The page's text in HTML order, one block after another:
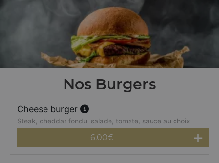
Nos Burgers
Cheese burger
Steak, cheddar fondu, salade, tomate, sauce au choix
6.00€